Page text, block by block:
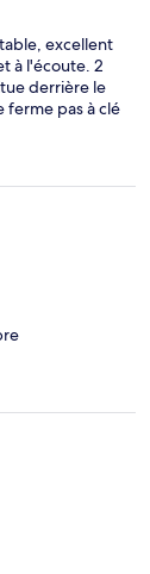
excellent
à l'écoute. 2
derrière le
ferme pas à clé